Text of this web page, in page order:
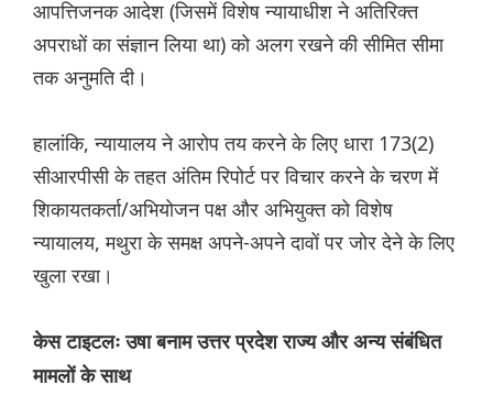
आपत्तिजनक आदेश (जिसमें विशेष न्यायाधीश ने अतिरिक्त
अपराधों का संज्ञान लिया था) को अलग रखने की सीमित सीमा
तक अनुमति दी।
हालांकि, न्यायालय ने आरोप तय करने के लिए धारा 173(2)
सीआरपीसी के तहत अंतिम रिपोर्ट पर विचार करने के चरण में
शिकायतकर्ता/अभियोजन पक्ष और अभियुक्त को विशेष
न्यायालय, मथुरा के समक्ष अपने-अपने दावों पर जोर देने के लिए
खुला रखा।
केस टाइटलः उषा बनाम उत्तर प्रदेश राज्य और अन्य संबंधित
मामलों के साथ